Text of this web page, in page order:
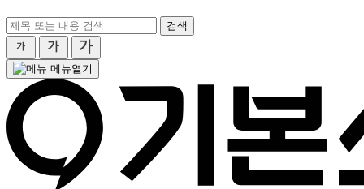
검색
메뉴열기